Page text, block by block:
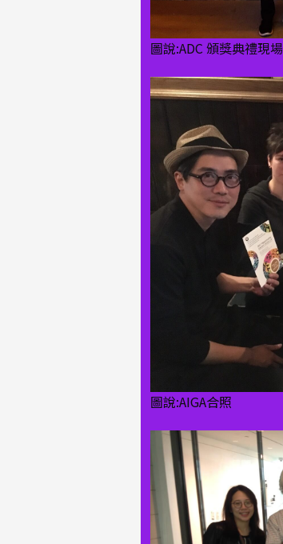
圖說:ADC 頒獎典禮現場
圖說:AIGA合照